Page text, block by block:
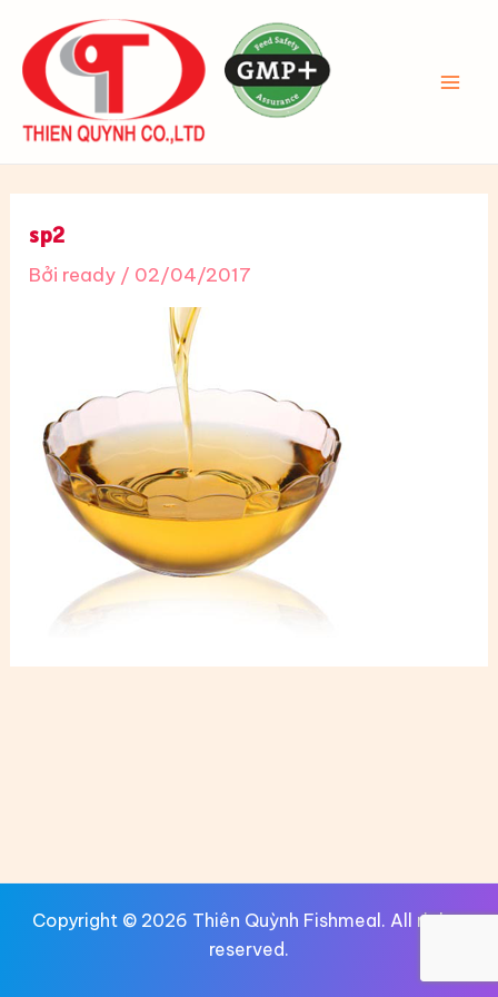
nội
dung
sp2
Bởi ready / 02/04/2017
Copyright © 2026 Thiên Quỳnh Fishmeal. All rights
reserved.